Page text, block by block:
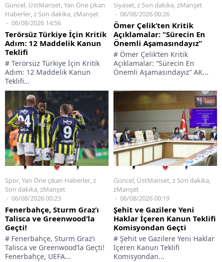
Güncel, ÜstManset,Yan Öne çıkan
Haberler,z Son dakika,zManşet
06/08/2026 14:56
Terörsüz Türkiye İçin Kritik
Adım: 12 Maddelik Kanun
Teklifi
# Terörsüz Türkiye İçin Kritik
Adım: 12 Maddelik Kanun
Teklifi...
Siyaset,z Son dakika,zManşet
06/08/2026 00:26
Ömer Çelik’ten Kritik
Açıklamalar: “Sürecin En
Önemli Aşamasındayız”
# Ömer Çelik’ten Kritik
Açıklamalar: “Sürecin En
Önemli Aşamasındayız” AK...
Spor,Yan Öne çıkan Haberler,z
Son dakika,zManşet
06/08/2026 00:23
Fenerbahçe, Sturm Graz’ı
Talisca ve Greenwood’la
Geçti!
# Fenerbahçe, Sturm Graz’ı
Talisca ve Greenwood’la Geçti!
Fenerbahçe, UEFA...
Güncel, ÜstManset,z Son dakika,
zManşet
06/08/2026 00:19
Şehit ve Gazilere Yeni
Haklar İçeren Kanun Teklifi
Komisyondan Geçti
# Şehit ve Gazilere Yeni Haklar
İçeren Kanun Teklifi
Komisyondan...